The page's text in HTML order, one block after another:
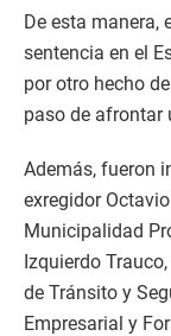
De esta manera,
sentencia en el
por otro hecho
paso de afrontar
Además, fueron
exregidor
Municipalidad
Izquierdo
de Tránsito y
Empresarial y